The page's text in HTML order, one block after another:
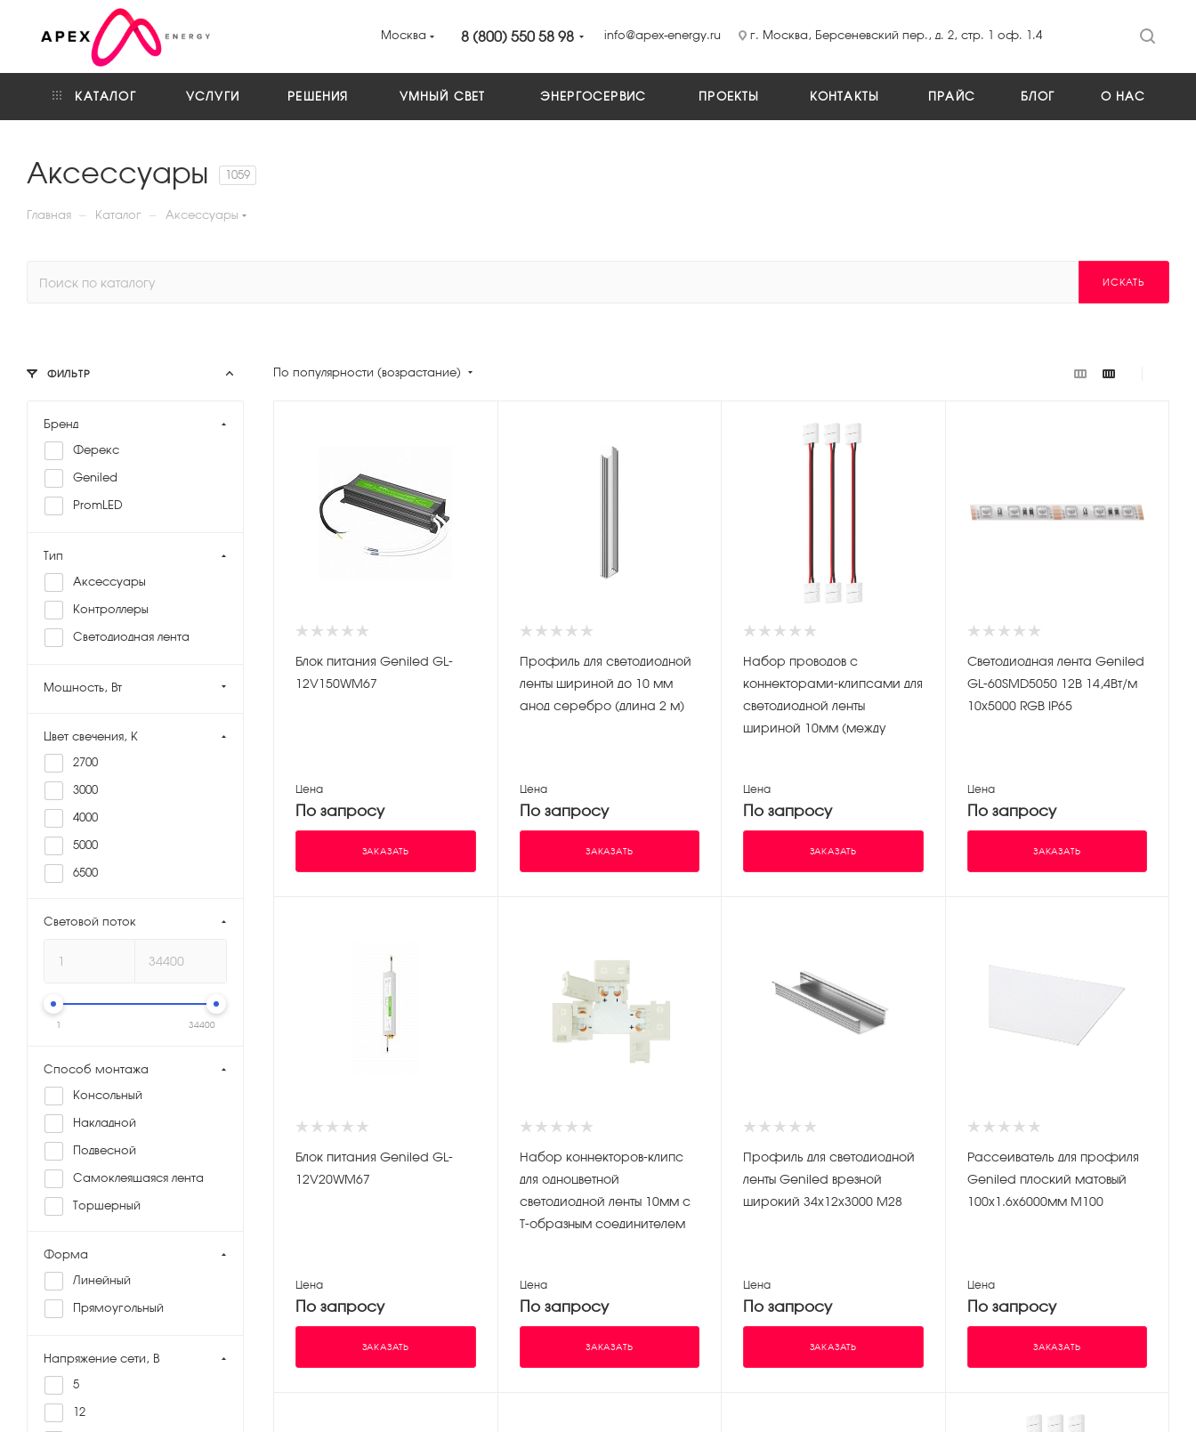
Москва 8 (800) 550 58 98 info@apex-energy.ru г. Москва, Берсеневский пер., д. 2, стр. 1 оф. 1.4
КАТАЛОГ УСЛУГИ РЕШЕНИЯ УМНЫЙ СВЕТ ЭНЕРГОСЕРВИС ПРОЕКТЫ КОНТАКТЫ ПРАЙС БЛОГ О НАС
Аксессуары 1059
Главная — Каталог — Аксессуары
ИСКАТЬ
По популярности (возрастание)
Блок питания Geniled GL-
12V150WM67
Цена
По запросу
ЗАКАЗАТЬ
Профиль для светодиодной
ленты шириной до 10 мм
анод серебро (длина 2 м)
Цена
По запросу
ЗАКАЗАТЬ
Набор проводов с
коннекторами-клипсами для
светодиодной ленты
шириной 10мм (между
Цена
По запросу
ЗАКАЗАТЬ
Светодиодная лента Geniled
GL-60SMD5050 12В 14,4Вт/м
10х5000 RGB IP65
Цена
По запросу
ЗАКАЗАТЬ
Блок питания Geniled GL-
12V20WM67
Цена
По запросу
ЗАКАЗАТЬ
Набор коннекторов-клипс
для одноцветной
светодиодной ленты 10мм с
Т-образным соединителем
Цена
По запросу
ЗАКАЗАТЬ
Профиль для светодиодной
ленты Geniled врезной
широкий 34х12х3000 М28
Цена
По запросу
ЗАКАЗАТЬ
Рассеиватель для профиля
Geniled плоский матовый
100х1.6х6000мм М100
Цена
По запросу
ЗАКАЗАТЬ
ФИЛЬТР
Бренд
Ферекс
Geniled
PromLED
Тип
Аксессуары
Контроллеры
Светодиодная лента
Мощность, Вт
Цвет свечения, K
2700
3000
4000
5000
6500
Световой поток
1 34400
Способ монтажа
Консольный
Накладной
Подвесной
Самоклеящаяся лента
Торшерный
Форма
Линейный
Прямоугольный
Напряжение сети, В
5
12